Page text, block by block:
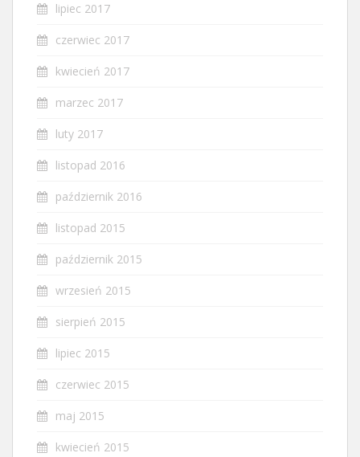
lipiec 2017
czerwiec 2017
kwiecień 2017
marzec 2017
luty 2017
listopad 2016
październik 2016
listopad 2015
październik 2015
wrzesień 2015
sierpień 2015
lipiec 2015
czerwiec 2015
maj 2015
kwiecień 2015